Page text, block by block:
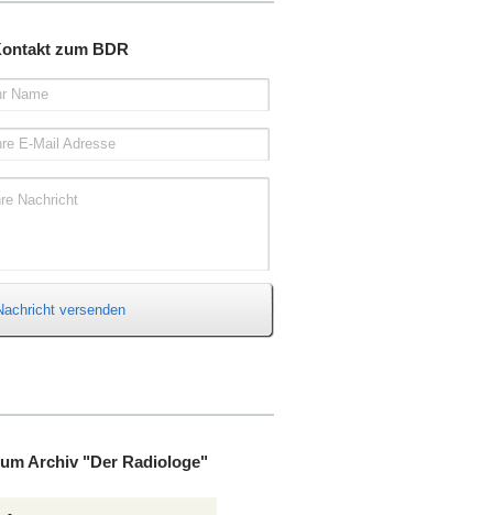
zum BDR
Name
E-Mail Adresse
Nachricht
versenden
Archiv "Der Radiologe"